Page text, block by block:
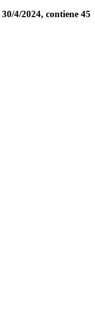
30/4/2024, contiene 45